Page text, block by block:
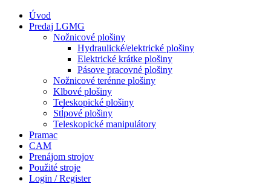
Úvod
Predaj LGMG
Nožnicové plošiny
Hydraulické/elektrické plošiny
Elektrické krátke plošiny
Pásove pracovné plošiny
Nožnicové terénne plošiny
Klbové plošiny
Teleskopické plošiny
Stĺpové plošiny
Teleskopické manipulátory
Pramac
CAM
Prenájom strojov
Použité stroje
Login / Register